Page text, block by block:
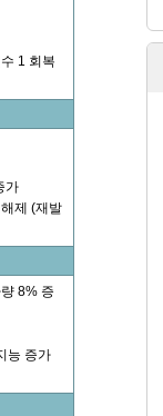
1 회복
가
제 (재발
8% 증
능 증가